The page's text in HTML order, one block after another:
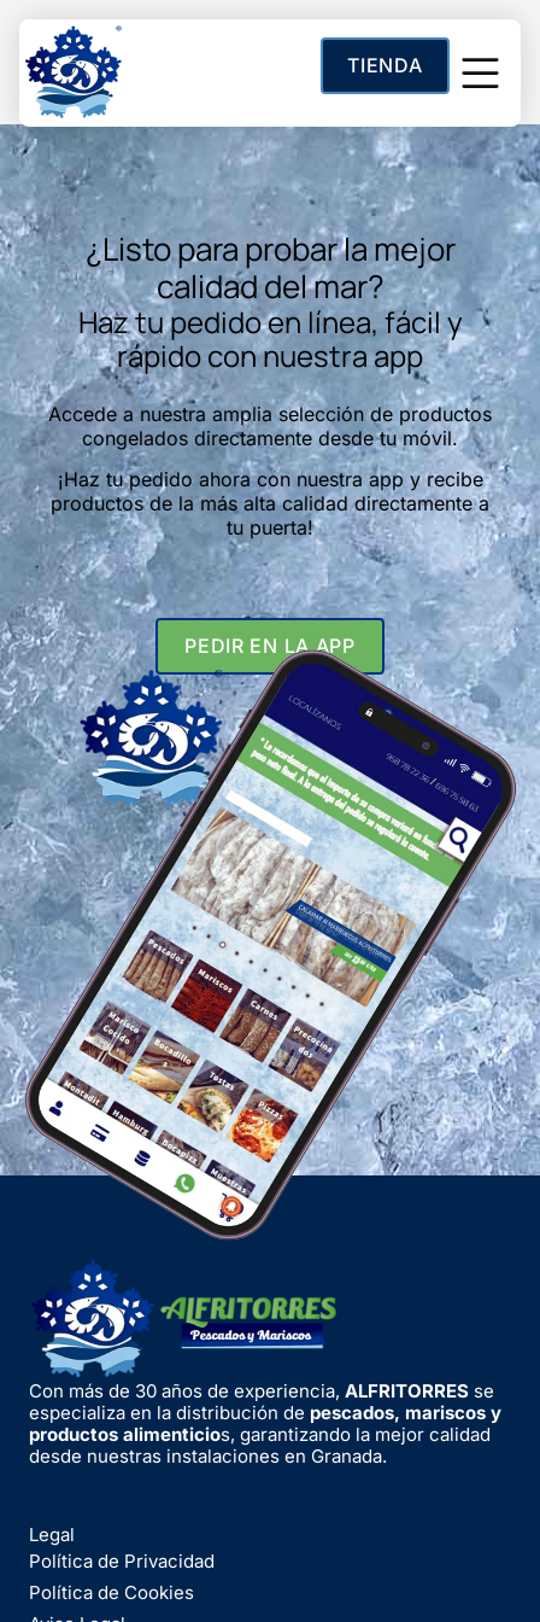
TIENDA
Categoría:
¿Listo para probar la mejor
calidad del mar?
Haz tu pedido en línea, fácil y
rápido con nuestra app
Accede a nuestra amplia selección de productos
congelados directamente desde tu móvil.
¡Haz tu pedido ahora con nuestra app y recibe
productos de la más alta calidad directamente a
tu puerta!
PEDIR EN LA APP
Con más de 30 años de experiencia, ALFRITORRES se
especializa en la distribución de pescados, mariscos y
productos alimenticios, garantizando la mejor calidad
desde nuestras instalaciones en Granada.
Legal
Política de Privacidad
Política de Cookies